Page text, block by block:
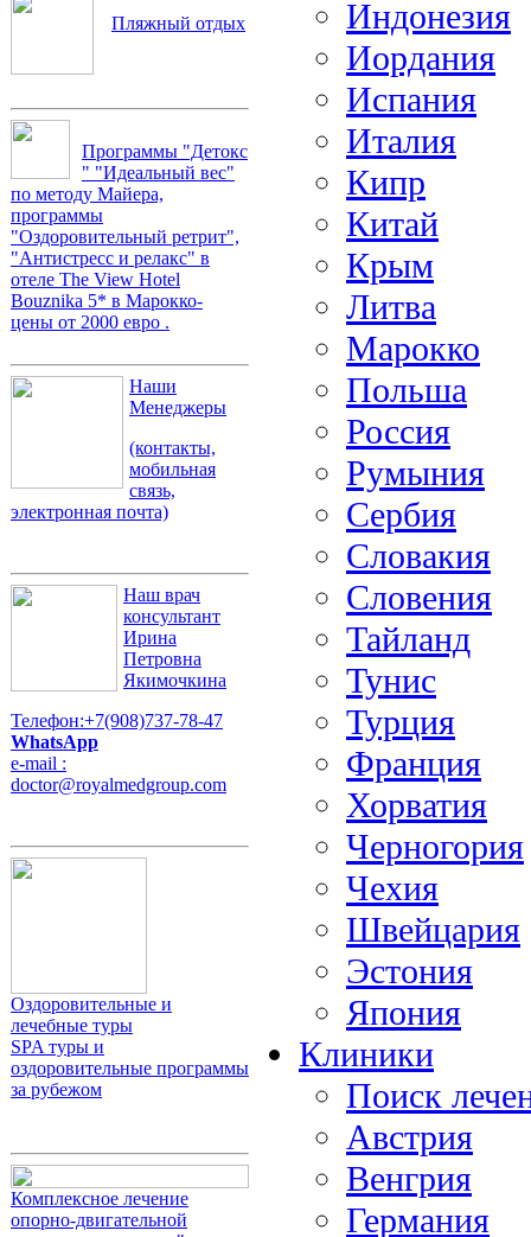
Пляжный отдых
Программы "Детокс
" "Идеальный вес"
по методу Майера,
программы
"Оздоровительный ретрит",
"Антистресс и релакс" в
отеле The View Hotel
Bouznika 5* в Марокко-
цены от 2000 евро .
Наши
Менеджеры
(контакты,
мобильная
связь,
электронная почта)
Наш врач
консультант
Ирина
Петровна
Якимочкина
Телефон:+7(908)737-78-47
WhatsApp
e-mail :
doctor@royalmedgroup.com
Оздоровительные и
лечебные туры
SPA туры и
оздоровительные программы
за рубежом
Комплексное лечение
опорно-двигательной
Индонезия
Иордания
Испания
Италия
Кипр
Китай
Крым
Литва
Марокко
Польша
Россия
Румыния
Сербия
Словакия
Словения
Тайланд
Тунис
Турция
Франция
Хорватия
Черногория
Чехия
Швейцария
Эстония
Япония
Клиники
Поиск
Австрия
Венгрия
Германия